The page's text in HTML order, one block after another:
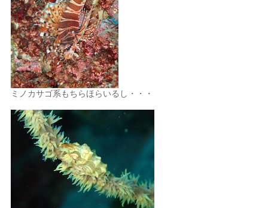
ミノカサゴ系もちらほらいるし・・・